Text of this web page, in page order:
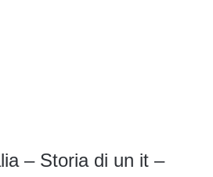
– Storia di un it –